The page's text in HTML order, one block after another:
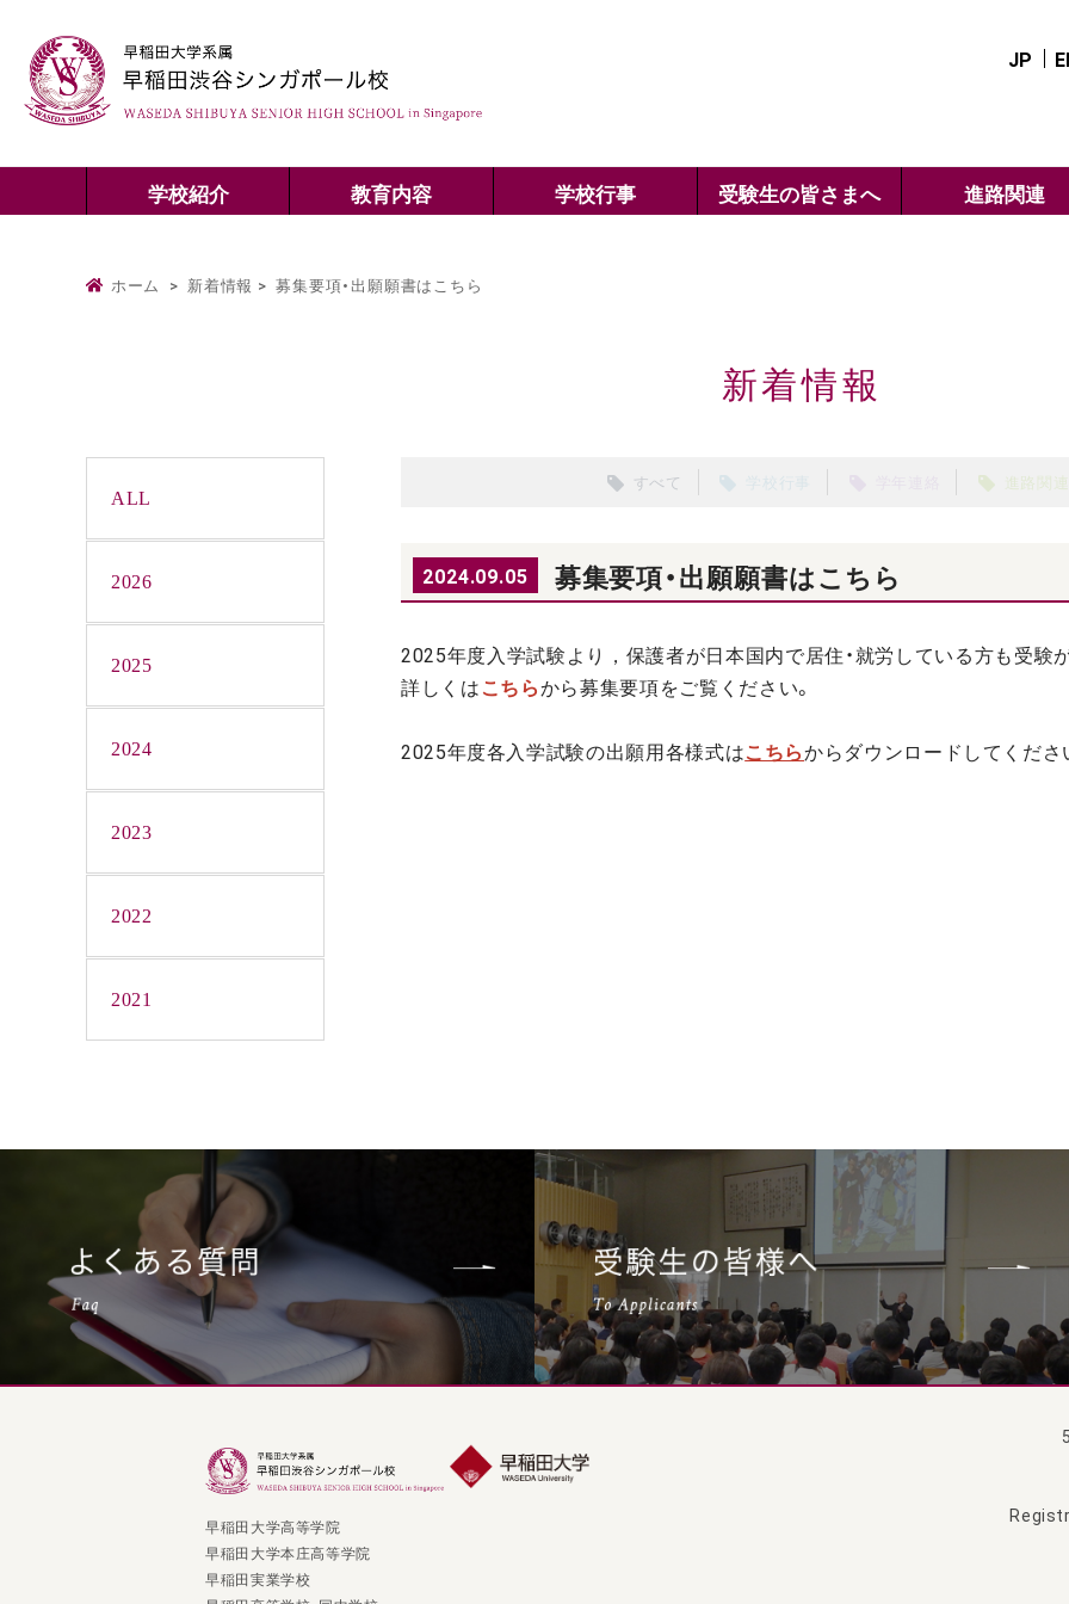
JP
学校紹介 教育内容 学校行事 受験生の皆さまへ 進路関連
ホーム > 新着情報 >募集要項・出願願書はこちら
新着情報
すべて 学校行事 進路関連
2024.09.05 募集要項・出願願書はこちら
2025年度入学試験より，保護者が日本国内で居住・就労している方も受験
詳しくはこちらから募集要項をご覧ください。
2025年度各入学試験の出願用各様式はこちらからダウンロードしてくださ
ALL
2026
2025
2024
2023
2022
2021
早稲田大学高等学院
早稲田大学本庄高等学院
早稲田実業学校